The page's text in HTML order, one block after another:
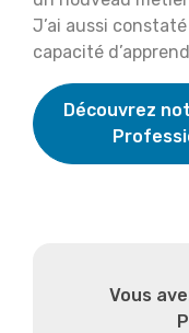
J’ai aussi
capacité
Découvrez
Vous